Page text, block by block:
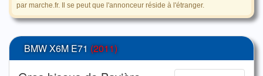
par marche.fr. Il se peut que l'annonceur réside à l'étranger.
BMW X6M E71 (2011)